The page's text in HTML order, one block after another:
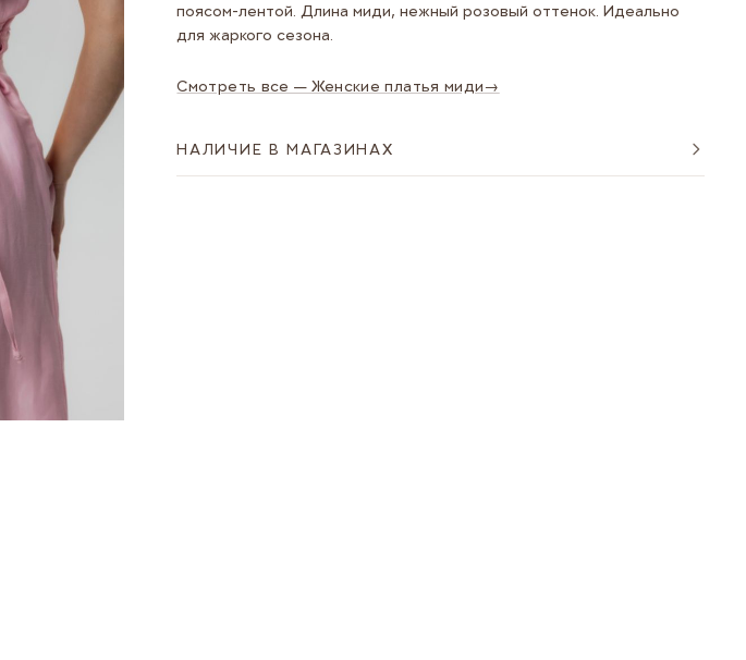
поясом-лентой. Длина миди, нежный розовый оттенок. Идеально
для жаркого сезона.
Смотреть все — Женские платья миди→
НАЛИЧИЕ В МАГАЗИНАХ